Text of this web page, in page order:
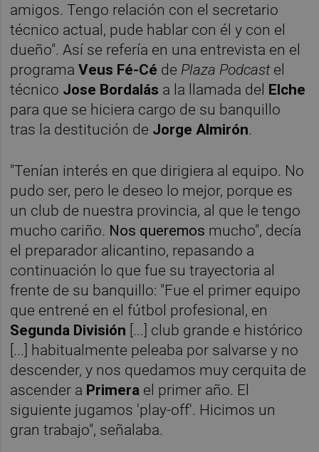
amigos. Tengo relación con el secretario
técnico actual, pude hablar con él y con el
dueño". Así se refería en una entrevista en el
programaVeus Fé-Cé de Plaza Podcast el
técnico Jose Bordalás a la llamada del
Elche
para que se hiciera cargo de su banquillo
tras la destitución de Jorge Almirón.
"Tenían interés en que dirigiera al equipo. No
pudo ser, pero le deseo lo mejor, porque es
un club de nuestra provincia, al que le tengo
mucho cariño. Nos queremos mucho", decía
el preparador alicantino, repasando a
continuación lo que fue su trayectoria al
frente de su banquillo: "Fue el primer equipo
que entrené en el fútbol profesional, en
Segunda División [...] club grande e histórico
[...] habitualmente peleaba por salvarse y no
descender, y nos quedamos muy cerquita de
ascender a Primera el primer año. El
siguiente jugamos 'play-off'. Hicimos un
gran trabajo", señalaba.